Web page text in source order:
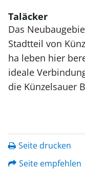
Taläcker
Das
Stadtteil von
ha leben hier
ideale
die Künzelsauer
Seite drucken
Seite empfehlen